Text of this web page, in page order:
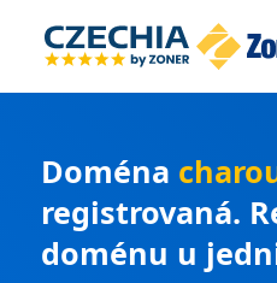
Doména
registrovaná.
doménu u